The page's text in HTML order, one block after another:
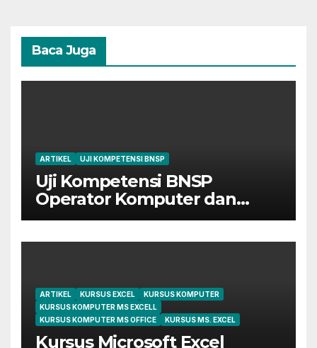
Baca Juga
ARTIKEL UJI KOMPETENSI BNSP
Uji Kompetensi BNSP
Operator Komputer dan
Digital Marketing di Bekasi
ARTIKEL KURSUS EXCEL
KURSUS KOMPUTER
KURSUS KOMPUTER MS EXCELL
KURSUS KOMPUTER MS OFFICE
KURSUS MS. EXCEL
Kursus Microsoft Excel